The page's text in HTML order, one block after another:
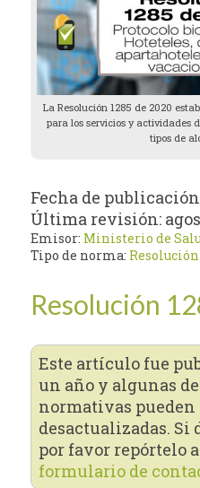
La Resolución 1285 de 2020
para los servicios y actividades
tipos de
Fecha de
Última revisión:
Emisor: Ministerio de
Tipo de norma: Resolución
Resolución
Este artículo fue
un año y algunas
normativas pueden
desactualizadas. Si
por favor repórtelo
formulario de